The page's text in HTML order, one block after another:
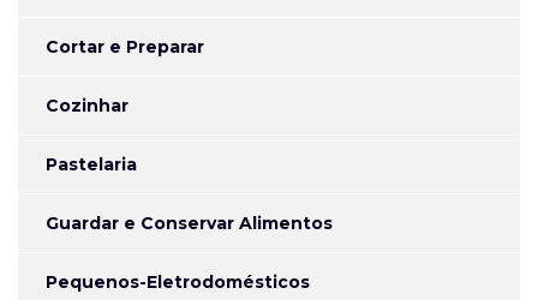
Cortar e Preparar
Cozinhar
Pastelaria
Guardar e Conservar Alimentos
Pequenos-Eletrodomésticos